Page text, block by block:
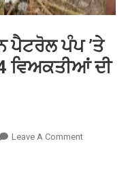
ਪੈਟਰੋਲ ਪੰਪ ’ਤੇ
ਵਿਅਕਤੀਆਂ ਦੀ
Leave A CommentOn